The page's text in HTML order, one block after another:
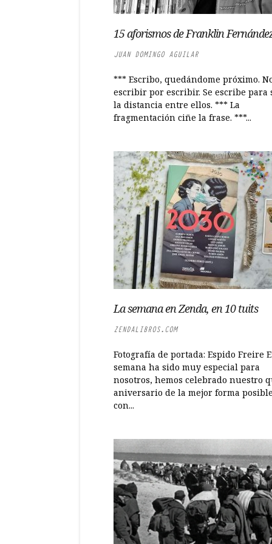
15 aforismos de Franklin
JUAN DOMINGO AGUILAR
*** Escribo, quedándome próximo.
escribir por escribir. Se escribe para
la distancia entre ellos. *** La
fragmentación ciñe la frase. ***...
La semana en Zenda, en 10 tuits
ZENDALIBROS.COM
Fotografía de portada: Espido Freire
semana ha sido muy especial para
nosotros, hemos celebrado nuestro
aniversario de la mejor forma
con...